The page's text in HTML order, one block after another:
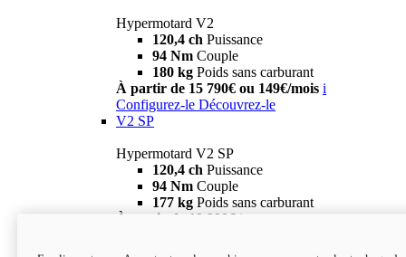
Hypermotard V2
120,4 ch Puissance
94 Nm Couple
180 kg Poids sans carburant
À partir de 15 790€ ou 149€/mois i
Configurez-le Découvrez-le
V2 SP
Hypermotard V2 SP
120,4 ch Puissance
94 Nm Couple
177 kg Poids sans carburant
À partir de 19 990€ i
new
V2 SP 100